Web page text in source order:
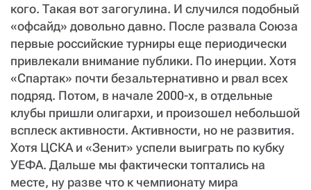
кого. Такая вот загогулина. И случился подобный
«офсайд» довольно давно. После развала Союза
первые российские турниры еще периодически
привлекали внимание публики. По инерции. Хотя
«Спартак» почти безальтернативно и рвал всех
подряд. Потом, в начале 2000-х, в отдельные
клубы пришли олигархи, и произошел небольшой
всплеск активности. Активности, но не развития.
Хотя ЦСКА и «Зенит» успели выиграть по кубку
УЕФА. Дальше мы фактически топтались на
месте, ну разве что к чемпионату мира